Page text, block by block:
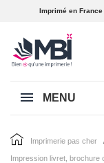
Imprimé en France
MENU
imprimerie pas cher
impression livret, brochure